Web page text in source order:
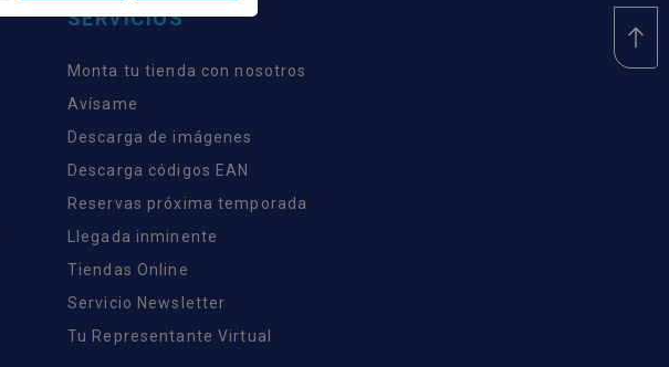
SERVICIOS
Monta tu tienda con nosotros
Avísame
Descarga de imágenes
Descarga códigos EAN
Reservas próxima temporada
Llegada inminente
Tiendas Online
Servicio Newsletter
Tu Representante Virtual